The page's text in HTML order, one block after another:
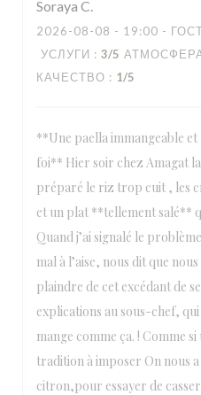
Soraya C
2026-08-08 - 19:00 -
УСЛУГИ : 3/5
КАЧЕСТВО : 1/5
**Une paella immangeable et
foi** Hier soir chez Amagat
préparé le riz trop cuit , les
et un plat **tellement salé**
Quand j’ai signalé le
mal à l’aise, nous dit que
plaindre de cet excédant de
explications au sous-chef,
mange comme ça. ! Comme
tradition à imposer On nous
citron,pour essayer de